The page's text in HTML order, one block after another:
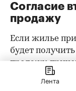
Согласие
продажу
Если жилье
будет
продажу,
владельцем
Лента